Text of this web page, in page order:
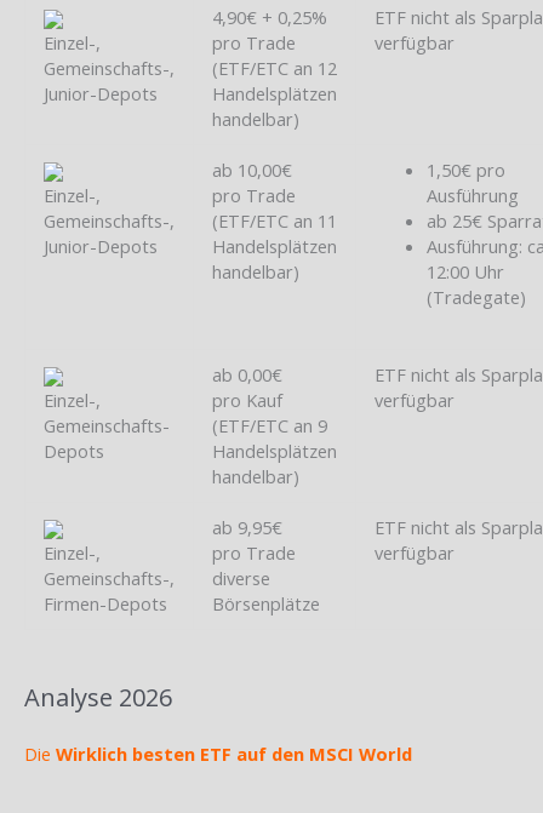
Einzel-,
Gemeinschafts-,
Junior-Depots
4,90€ + 0,25%
pro Trade
(ETF/ETC an 12
Handelsplätzen
handelbar)
ETF nicht als
verfügbar
Einzel-,
Gemeinschafts-,
Junior-Depots
ab 10,00€
pro Trade
(ETF/ETC an 11
Handelsplätzen
handelbar)
1,50€ pro
Ausführung
ab 25€
Ausführung:
12:00 Uhr
(Tradegate)
Einzel-,
Gemeinschafts-
Depots
ab 0,00€
pro Kauf
(ETF/ETC an 9
Handelsplätzen
handelbar)
ETF nicht als
verfügbar
Einzel-,
Gemeinschafts-,
Firmen-Depots
ab 9,95€
pro Trade
diverse
Börsenplätze
ETF nicht als
verfügbar
Analyse 2026
Die Wirklich besten ETF auf den MSCI World